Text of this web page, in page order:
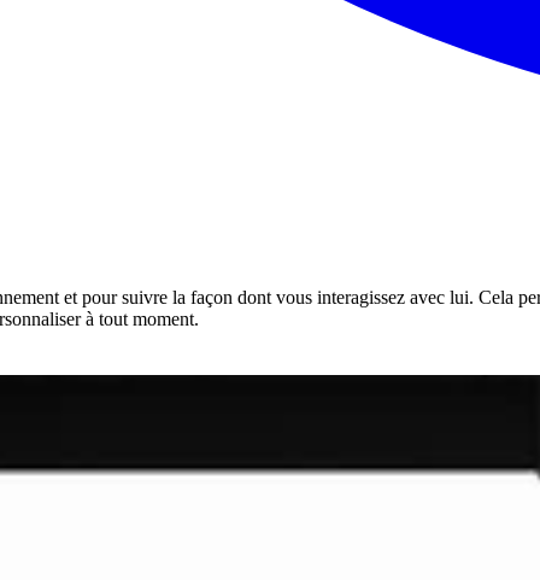
et pour suivre la façon dont vous interagissez avec lui. Cela
à tout moment.